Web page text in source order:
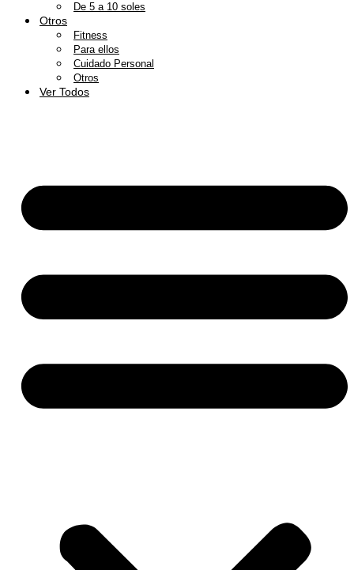
De 5 a 10 soles
Otros
Fitness
Para ellos
Cuidado Personal
Otros
Ver Todos